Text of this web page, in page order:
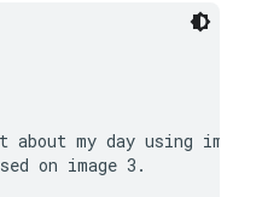
about my day using image
on image 3.